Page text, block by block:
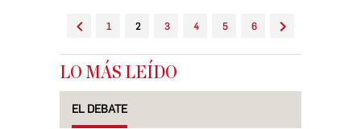
1 2 3 4 5 6
LO MÁS LEÍDO
EL DEBATE